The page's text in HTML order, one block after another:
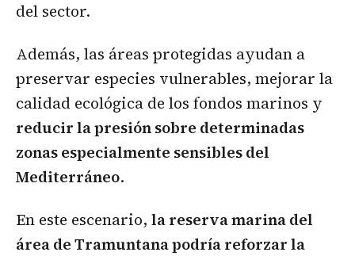
del sector.
Además, las áreas protegidas ayudan a
preservar especies vulnerables, mejorar la
calidad ecológica de los fondos marinos y
reducir la presión sobre determinadas
zonas especialmente sensibles del
Mediterráneo.
En este escenario, la reserva marina del
área de Tramuntana podría reforzar la